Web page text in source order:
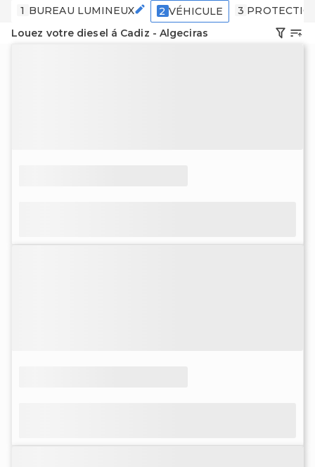
1 BUREAU LUMINEUX 2 VÉHICULE 3
Louez votre diesel á Cadiz - Algeciras